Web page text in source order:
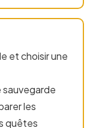
et choisir une
sauvegarde
les
quêtes